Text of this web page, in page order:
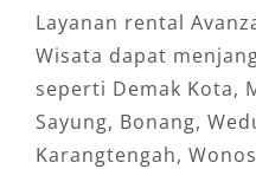
Layanan rental
Wisata dapat
seperti Demak Kota,
Sayung, Bonang,
Karangtengah,